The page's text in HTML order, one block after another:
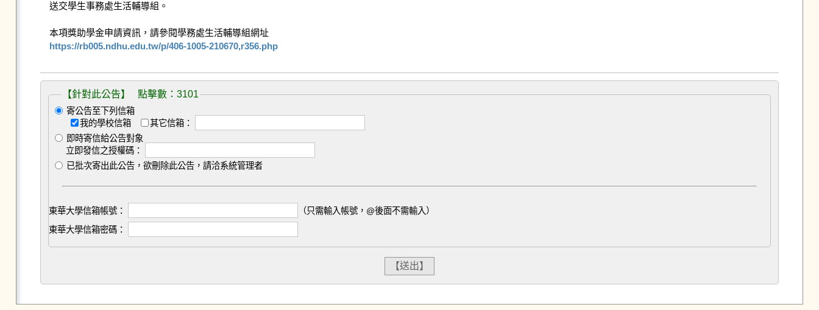
送交學生事務處生活輔導組。
本項獎助學金申請資訊，請參閱學務處生活輔導組網址
https://rb005.ndhu.edu.tw/p/406-1005-210670,r356.php
【針對此公告】 點擊數：3101
寄公告至下列信箱
我的學校信箱
其它信箱：
即時寄信給公告對象
立即發信之授權碼：
已批次寄出此公告，欲刪除此公告，請洽系統管理者
東華大學信箱帳號：
（只需輸入帳號，@後面不需輸入）
東華大學信箱密碼：